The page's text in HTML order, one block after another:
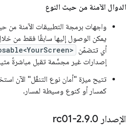
الدوال الآمنة من حيث النوع
واجهات برمجة التطبيقات الآمنة من
يمكن الوصول إليها سابقًا فقط من
أي تتضمّن
إصدارات غير مجسَّمة تقبل مباشرةً
تتيح ميزة "أمان نوع التنقّل" الآن
كمسار أو كنوع وسيطة لمسار.
الإصدار 2 .9.0-rc01